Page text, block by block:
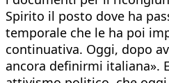
Spirito il posto dove ha
temporale che le ha poi
continuativa. Oggi, dopo
ancora definirmi italiana».